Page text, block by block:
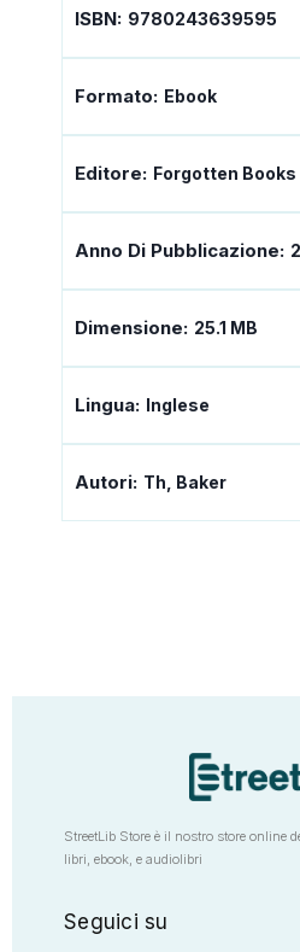
ISBN: 9780243639595
Formato: Ebook
Editore: Forgotten Books
Anno Di Pubblicazione:
Dimensione: 25.1 MB
Lingua: Inglese
Autori: Th, Baker
StreetLib Store è il nostro store online
libri, ebook, e audiolibri
Seguici su